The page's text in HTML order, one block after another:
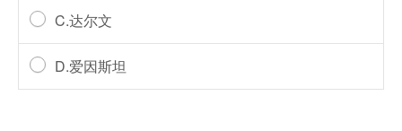
C.达尔文
D.爱因斯坦